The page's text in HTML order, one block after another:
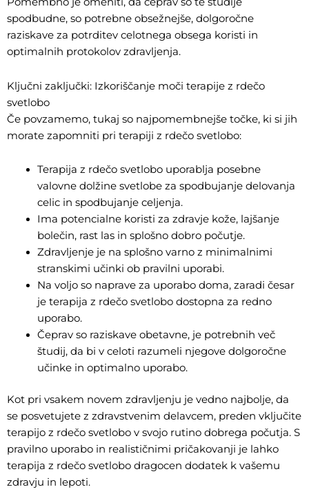
spodbudne, so potrebne obsežnejše, dolgoročne
raziskave za potrditev celotnega obsega koristi in
optimalnih protokolov zdravljenja.
Ključni zaključki: Izkoriščanje moči terapije z rdečo
svetlobo
Če povzamemo, tukaj so najpomembnejše točke, ki si jih
morate zapomniti pri terapiji z rdečo svetlobo:
Terapija z rdečo svetlobo uporablja posebne
valovne dolžine svetlobe za spodbujanje delovanja
celic in spodbujanje celjenja.
Ima potencialne koristi za zdravje kože, lajšanje
bolečin, rast las in splošno dobro počutje.
Zdravljenje je na splošno varno z minimalnimi
stranskimi učinki ob pravilni uporabi.
Na voljo so naprave za uporabo doma, zaradi česar
je terapija z rdečo svetlobo dostopna za redno
uporabo.
Čeprav so raziskave obetavne, je potrebnih več
študij, da bi v celoti razumeli njegove dolgoročne
učinke in optimalno uporabo.
Kot pri vsakem novem zdravljenju je vedno najbolje, da
se posvetujete z zdravstvenim delavcem, preden vključite
terapijo z rdečo svetlobo v svojo rutino dobrega počutja. S
pravilno uporabo in realističnimi pričakovanji je lahko
terapija z rdečo svetlobo dragocen dodatek k vašemu
zdravju in lepoti.